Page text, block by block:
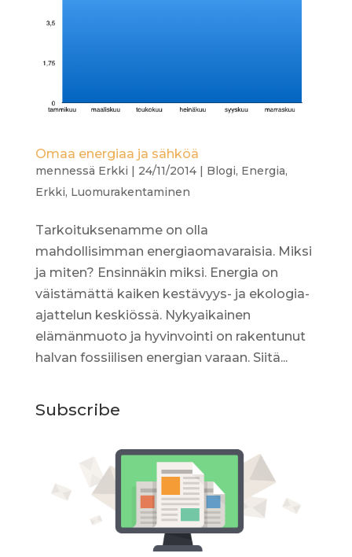
Omaa energiaa ja sähköä
mennessä Erkki | 24/11/2014| Blogi, Energia,
Erkki, Luomurakentaminen
Tarkoituksenamme on olla
mahdollisimman energiaomavaraisia. Miksi
ja miten? Ensinnäkin miksi. Energia on
väistämättä kaiken kestävyys- ja ekologia-
ajattelun keskiössä. Nykyaikainen
elämänmuoto ja hyvinvointi on rakentunut
halvan fossiilisen energian varaan. Siitä...
Subscribe